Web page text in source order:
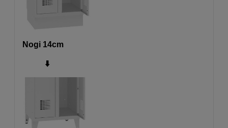
Nogi 14cm
⬇️